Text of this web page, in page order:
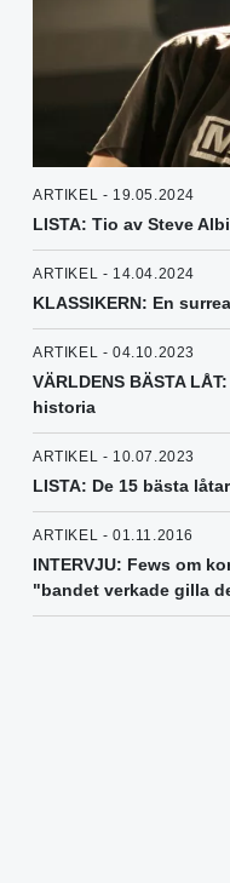
ARTIKEL - 19.05.2024
LISTA: Tio av Steve
ARTIKEL - 14.04.2024
KLASSIKERN: En
ARTIKEL - 04.10.2023
VÄRLDENS BÄSTA
historia
ARTIKEL - 10.07.2023
LISTA: De 15 bästa
ARTIKEL - 01.11.2016
INTERVJU: Fews om
"bandet verkade gilla